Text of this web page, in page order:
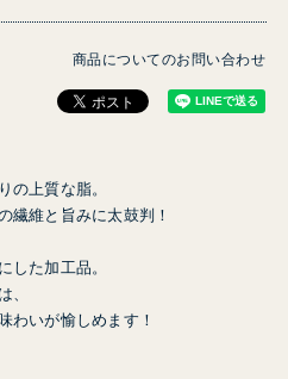
商品についてのお問い合わせ
の上質な脂。
繊維と旨みに太鼓判！
した加工品。
、
わいが愉しめます！